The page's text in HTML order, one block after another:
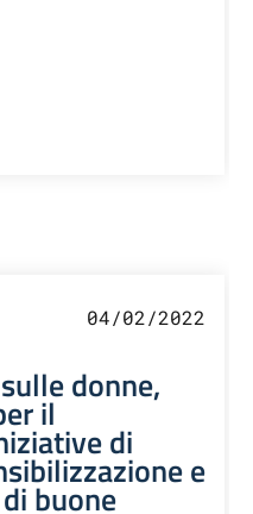
04/02/2022
donne,
il
di
e
buone